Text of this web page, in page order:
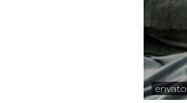
envato